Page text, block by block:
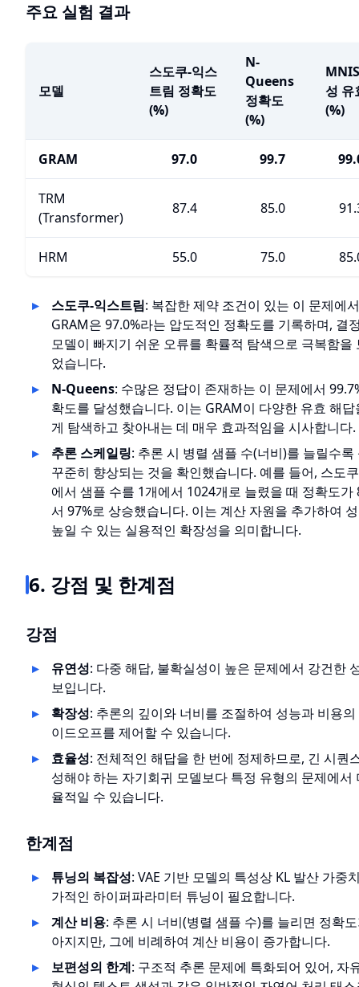
주요 실험 결과
모델
스도쿠-익스
트림 정확도
(%)
N-
Queens
정확도
(%)
성 유
(%)
GRAM 97.0 99.7
TRM
(Transformer)
87.4 85.0
HRM 55.0 75.0
스도쿠-익스트림: 복잡한 제약 조건이 있는 이 문제에서
GRAM은 97.0%라는 압도적인 정확도를 기록하며, 결
모델이 빠지기 쉬운 오류를 확률적 탐색으로 극복함을
었습니다.
N-Queens: 수많은 정답이 존재하는 이 문제에서
확도를 달성했습니다. 이는 GRAM이 다양한 유효 해답
게 탐색하고 찾아내는 데 매우 효과적임을 시사합니다.
추론 스케일링: 추론 시 병렬 샘플 수(너비)를 늘릴수록
꾸준히 향상되는 것을 확인했습니다. 예를 들어, 스도
에서 샘플 수를 1개에서 1024개로 늘렸을 때 정확도가
서 97%로 상승했습니다. 이는 계산 자원을 추가하여
높일 수 있는 실용적인 확장성을 의미합니다.
6. 강점 및 한계점
강점
유연성: 다중 해답, 불확실성이 높은 문제에서 강건한
보입니다.
확장성: 추론의 깊이와 너비를 조절하여 성능과 비용
이드오프를 제어할 수 있습니다.
효율성: 전체적인 해답을 한 번에 정제하므로, 긴 시퀀
성해야 하는 자기회귀 모델보다 특정 유형의 문제에서
율적일 수 있습니다.
한계점
튜닝의 복잡성: VAE 기반 모델의 특성상 KL 발산 가중
가적인 하이퍼파라미터 튜닝이 필요합니다.
계산 비용: 추론 시 너비(병렬 샘플 수)를 늘리면 정확
아지지만, 그에 비례하여 계산 비용이 증가합니다.
보편성의 한계: 구조적 추론 문제에 특화되어 있어, 자